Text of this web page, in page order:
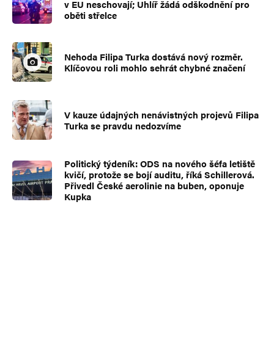
v EU neschovají; Uhlíř žádá odškodnění pro
oběti střelce
Nehoda Filipa Turka dostává nový rozměr.
Klíčovou roli mohlo sehrát chybné značení
V kauze údajných nenávistných projevů Filipa
Turka se pravdu nedozvíme
Politický týdeník: ODS na nového šéfa letiště
kvičí, protože se bojí auditu, říká Schillerová.
Přivedl České aerolinie na buben, oponuje
Kupka